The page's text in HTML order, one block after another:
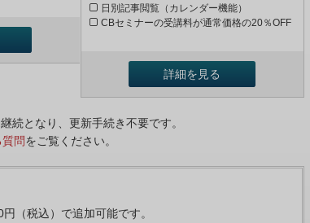
日別記事閲覧（カレンダー機能）
CBセミナーの受講料が通常価格の20％OFF
詳細を見る
続となり、更新手続き不要です。
問をご覧ください。
（税込）で追加可能です。